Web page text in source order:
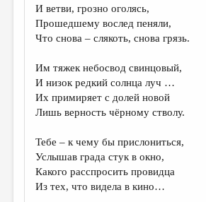
ДАЙДЖЕСТ
ПРОИЗВЕДЕНИЯ
ПЕРЕВОДЫ
КОНКУРСЫ
ДЕТСКАЯ КОМНАТА
КНИЖНАЯ ПОЛКА
ОБЗОР ЛИТЕРАТУРЫ
СТРАНИЦЫ ПАМЯТИ
И ветви, грозно оголясь,
Прошедшему вослед пеняли,
Что снова – слякоть, снова грязь.
Им тяжек небосвод свинцовый,
И низок редкий солнца луч …
Их примиряет с долей новой
Лишь верность чёрному стволу.
Тебе – к чему бы прислониться,
Услышав града стук в окно,
Какого расспросить провидца
Из тех, что видела в кино…